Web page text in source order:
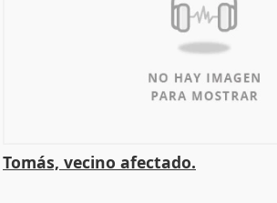
Tomás, vecino afectado.